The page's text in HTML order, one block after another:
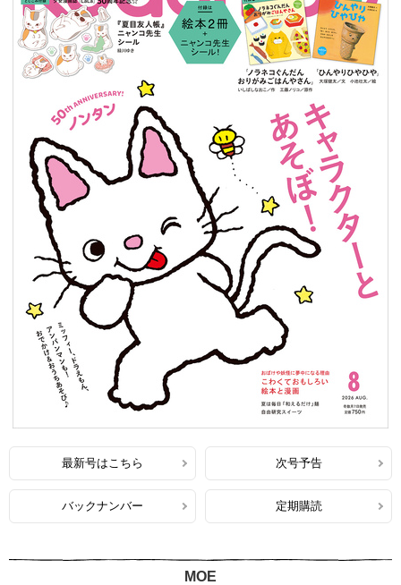
最新号はこちら 次号予告
バックナンバー 定期購読
MOE